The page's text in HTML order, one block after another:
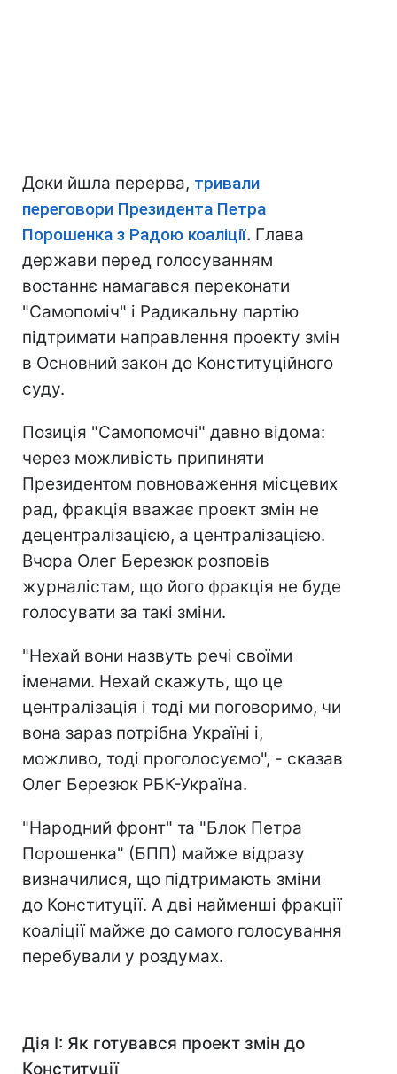
Доки йшла перерва, тривали
переговори Президента Петра
Порошенка з Радою коаліції. Глава
держави перед голосуванням
востаннє намагався переконати
"Самопоміч" і Радикальну партію
підтримати направлення проекту змін
в Основний закон до Конституційного
суду.
Позиція "Самопомочі" давно відома:
через можливість припиняти
Президентом повноваження місцевих
рад, фракція вважає проект змін не
децентралізацією, а централізацією.
Вчора Олег Березюк розповів
журналістам, що його фракція не буде
голосувати за такі зміни.
"Нехай вони назвуть речі своїми
іменами. Нехай скажуть, що це
централізація і тоді ми поговоримо, чи
вона зараз потрібна Україні і,
можливо, тоді проголосуємо", - сказав
Олег Березюк РБК-Україна.
"Народний фронт" та "Блок Петра
Порошенка" (БПП) майже відразу
визначилися, що підтримають зміни
до Конституції. А дві найменші фракції
коаліції майже до самого голосування
перебували у роздумах.
Дія І: Як готувався проект змін до
Конституції